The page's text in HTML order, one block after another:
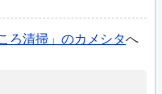
ろ清掃」のカメシタへ